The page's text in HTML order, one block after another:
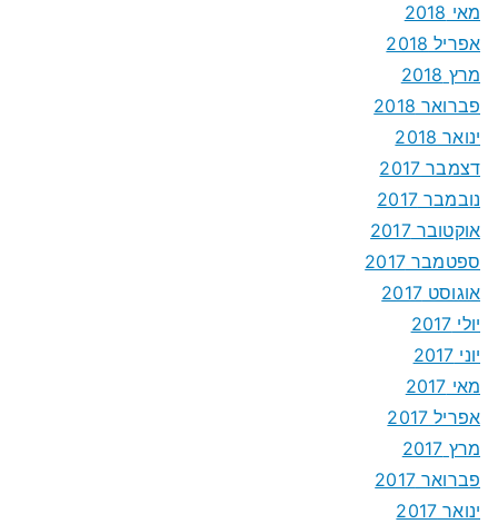
מאי 2018
אפריל 2018
מרץ 2018
פברואר 2018
ינואר 2018
דצמבר 2017
נובמבר 2017
אוקטובר 2017
ספטמבר 2017
אוגוסט 2017
יולי 2017
יוני 2017
מאי 2017
אפריל 2017
מרץ 2017
פברואר 2017
ינואר 2017